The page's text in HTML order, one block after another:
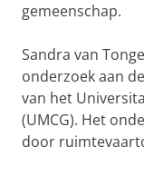
gemeenschap.
Sandra van
onderzoek aan
van het
(UMCG). Het
door